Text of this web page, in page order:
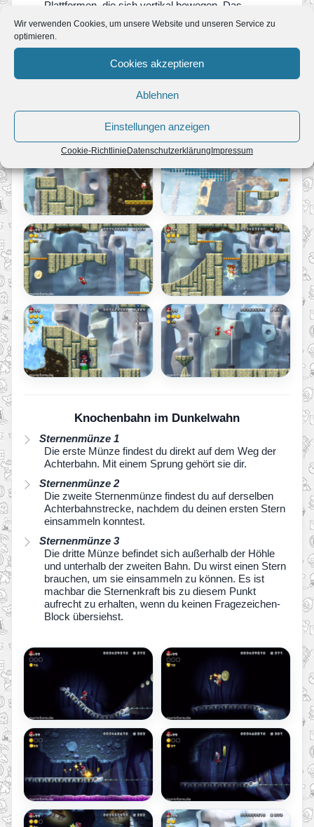
Wir verwenden Cookies, um unsere Website und unseren Service zu
optimieren.
Cookies akzeptieren
Ablehnen
Einstellungen anzeigen
Cookie-Richtlinie Datenschutzerklärung Impressum
Plattformen, die sich vertikal bewegen. Das
Felsplateau dahinter beherbergt einen Geheimgang
mit einer Röhre, die dich zum besagten Ziel bringt.
Knochenbahn im Dunkelwahn
Sternenmünze 1
Die erste Münze findest du direkt auf dem Weg der
Achterbahn. Mit einem Sprung gehört sie dir.
Sternenmünze 2
Die zweite Sternenmünze findest du auf derselben
Achterbahnstrecke, nachdem du deinen ersten Stern
einsammeln konntest.
Sternenmünze 3
Die dritte Münze befindet sich außerhalb der Höhle
und unterhalb der zweiten Bahn. Du wirst einen Stern
brauchen, um sie einsammeln zu können. Es ist
machbar die Sternenkraft bis zu diesem Punkt
aufrecht zu erhalten, wenn du keinen Fragezeichen-
Block übersiehst.